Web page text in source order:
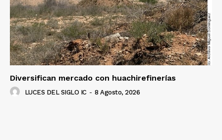
Del Siglo
Diversifican mercado con huachirefinerías
LUCES DEL SIGLO IC - 8 Agosto, 2026